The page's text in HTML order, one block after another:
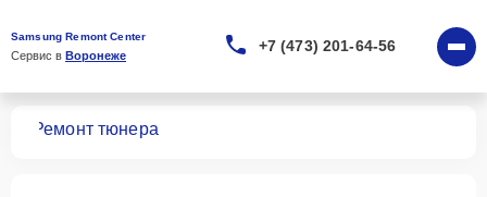
Samsung Remont Center
Сервис в Воронеже
+7 (473) 201-64-56
Ремонт тюнера